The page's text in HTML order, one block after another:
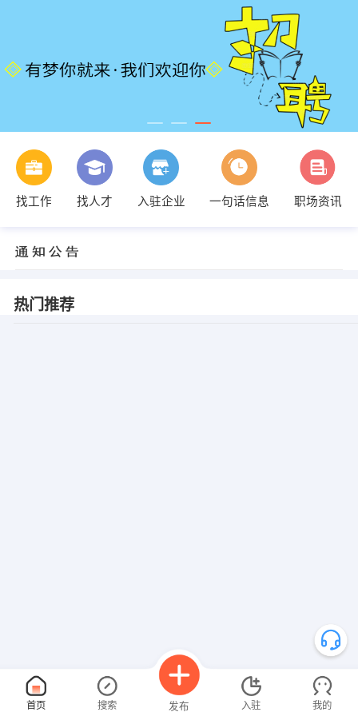
找工作 找人才 入驻企业 一句话信息 职场资讯
热门推荐
首页 搜索 发布 入驻 我的